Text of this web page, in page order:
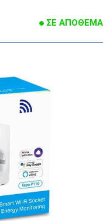
ΣΕ ΑΠΟΘΕΜΑ